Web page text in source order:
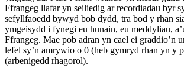
Ffrangeg llafar yn seiliedig ar recordiadau byr
sefyllfaoedd bywyd bob dydd, tra bod y rhan
ymgeisydd i fynegi eu hunain, eu meddyliau,
Ffrangeg. Mae pob adran yn cael ei graddio’n
lefel sy’n amrywio o 0 (heb gymryd rhan yn y
(arbenigedd rhagorol).